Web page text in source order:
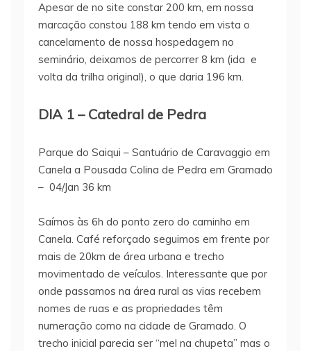
Apesar de no site constar 200 km, em nossa
marcação constou 188 km tendo em vista o
cancelamento de nossa hospedagem no
seminário, deixamos de percorrer 8 km (ida e
volta da trilha original), o que daria 196 km.
DIA 1 – Catedral de Pedra
Parque do Saiqui – Santuário de Caravaggio em
Canela a Pousada Colina de Pedra em Gramado
– 04/Jan 36 km
Saímos às 6h do ponto zero do caminho em
Canela. Café reforçado seguimos em frente por
mais de 20km de área urbana e trecho
movimentado de veículos. Interessante que por
onde passamos na área rural as vias recebem
nomes de ruas e as propriedades têm
numeração como na cidade de Gramado. O
trecho inicial parecia ser “mel na chupeta” mas o